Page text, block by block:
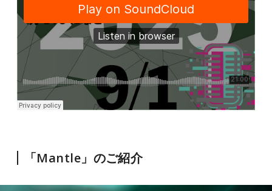
「Mantle」のご紹介